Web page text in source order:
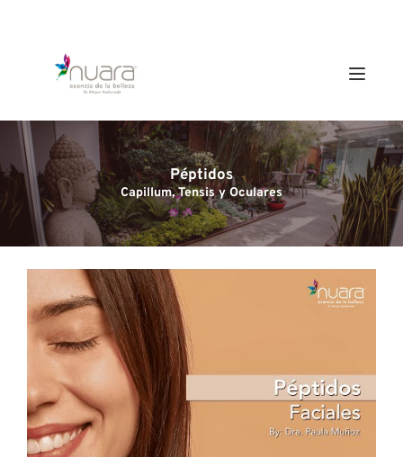
Péptidos
Capillum, Tensis y Oculares